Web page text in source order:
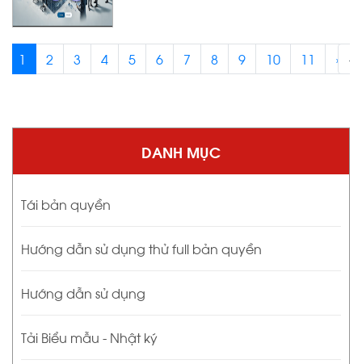
DANH MỤC
Tái bản quyền
Hướng dẫn sử dụng thử full bản quyền
Hướng dẫn sử dụng
Tải Biểu mẫu - Nhật ký
1 2 3 4 5 6 7 8 9 10 11 › ‹